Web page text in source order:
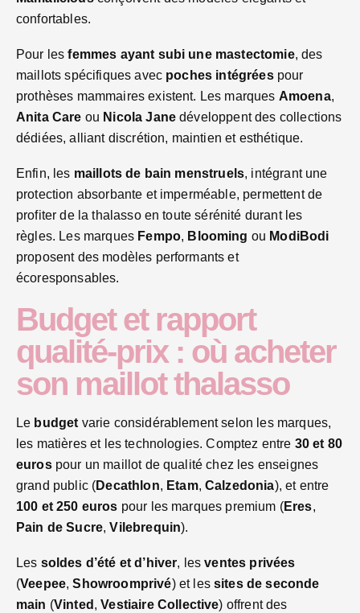
confortables.
Pour lesfemmes ayant subi une mastectomie, des
maillots spécifiques avec poches intégréespour
prothèses mammaires existent. Les marques Amoena,
Anita Care ou Nicola Jane développent des collections
dédiées, alliant discrétion, maintien et esthétique.
Enfin, les maillots de bain menstruels, intégrant une
protection absorbante et imperméable, permettent de
profiter de la thalasso en toute sérénité durant les
règles. Les marques Fempo, Blooming ou ModiBodi
proposent des modèles performants et
écoresponsables.
Budget et rapport
qualité-prix : où acheter
son maillot thalasso
Le budget varie considérablement selon les marques,
les matières et les technologies. Comptez entre 30 et 80
eurospour un maillot de qualité chez les enseignes
grand public (Decathlon, Etam, Calzedonia), et entre
100 et 250 euros pour les marques premium (Eres,
Pain de Sucre,Vilebrequin).
Les soldes d’été et d’hiver, lesventes privées
(Veepee,Showroomprivé) et lessites de seconde
main (Vinted ,Vestiaire Collective) offrent des